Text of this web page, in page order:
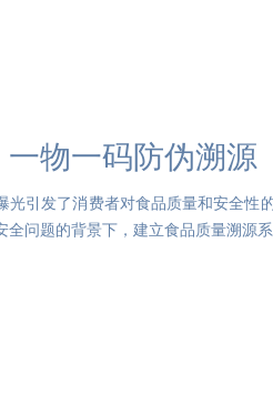
物一码防伪溯源
光引发了消费者对食品质量和安全性
全问题的背景下，建立食品质量溯源